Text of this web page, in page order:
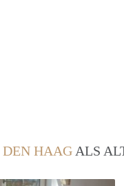
DEN HAAG ALS